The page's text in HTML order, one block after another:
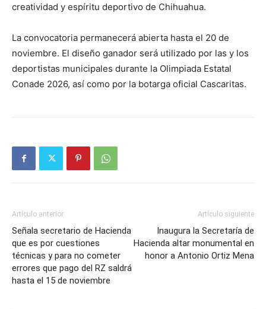
creatividad y espíritu deportivo de Chihuahua.
La convocatoria permanecerá abierta hasta el 20 de
noviembre. El diseño ganador será utilizado por las y los
deportistas municipales durante la Olimpiada Estatal
Conade 2026, así como por la botarga oficial Cascaritas.
Artículo anterior
Señala secretario de Hacienda
que es por cuestiones
técnicas y para no cometer
errores que pago del RZ saldrá
hasta el 15 de noviembre
Artículo siguiente
Inaugura la Secretaría de
Hacienda altar monumental en
honor a Antonio Ortiz Mena